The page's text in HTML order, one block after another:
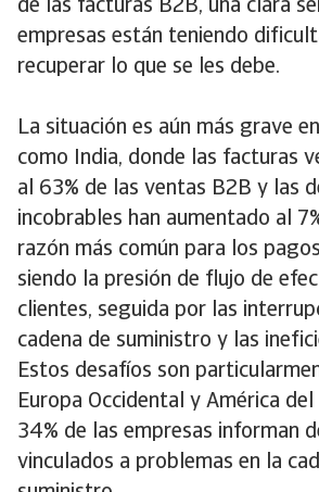
de las facturas B2B, una clara
empresas están teniendo
recuperar lo que se les debe.
La situación es aún más grave
como India, donde las facturas
al 63% de las ventas B2B y las
incobrables han aumentado al
razón más común para los
siendo la presión de flujo de
clientes, seguida por las
cadena de suministro y las
Estos desafíos son
Europa Occidental y América
34% de las empresas informan
vinculados a problemas en la